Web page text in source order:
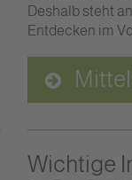
Deshalb steht
Entdecken im
Wichtige